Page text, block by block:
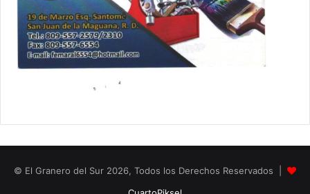
© El Granero del Sur 2026, Todos los Derechos Reservados |